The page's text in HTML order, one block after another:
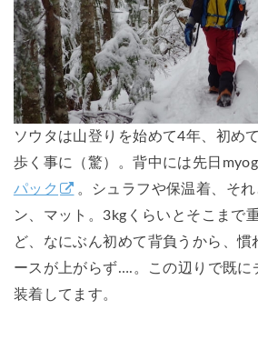
ソウタは山登りを始めて4年、初め
歩く事に（驚）。背中には先日
パック
。シュラフや保温着、そ
ン、マット。3kgくらいとそこまで
ど、なにぶん初めて背負うから、慣
ースが上がらず….。この辺りで既に
装着してます。